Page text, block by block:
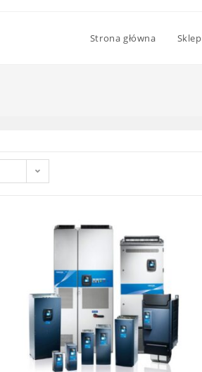
Strona główna Sklep